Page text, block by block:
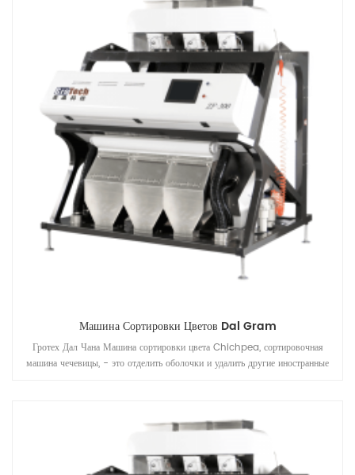
Машина Сортировки Цветов Dal Gram
Гротех Дал Чана Машина сортировки цвета Chichpea, сортировочная
машина чечевицы, - это отделить оболочки и удалить другие иностранные